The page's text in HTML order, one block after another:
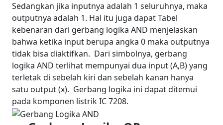
Sedangkan jika inputnya adalah 1 seluruhnya, maka
outputnya adalah 1. Hal itu juga dapat Tabel
kebenaran dari gerbang logika AND menjelaskan
bahwa ketika input berupa angka 0 maka outputnya
tidak bisa diaktifkan. Dari simbolnya, gerbang
logika AND terlihat mempunyai dua input (A,B) yang
terletak di sebelah kiri dan sebelah kanan hanya
satu output (x). Gerbang logika ini dapat ditemui
pada komponen listrik IC 7208.